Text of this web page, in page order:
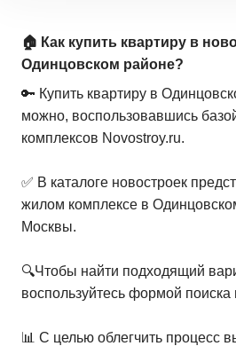
🏠 Как купить квартиру в
Одинцовском районе?
🔑 Купить квартиру в
можно, воспользовавшись
комплексов Novostroy.ru.
✅ В каталоге новостроек
жилом комплексе в
Москвы.
🔍Чтобы найти подходящий
воспользуйтесь формой
📊 С целью облегчить процесс